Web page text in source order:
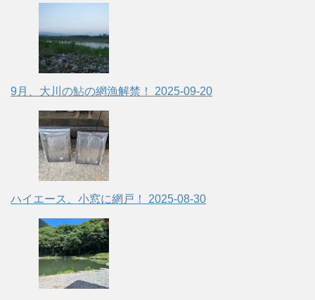
9月、大川の鮎の網漁解禁！ 2025-09-20
ハイエース、小窓に網戸！ 2025-08-30